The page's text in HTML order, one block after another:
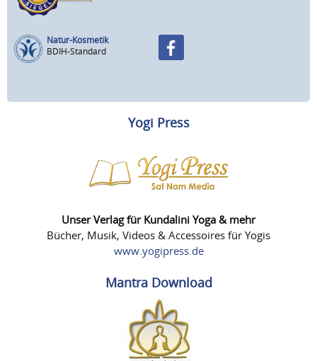
Natur-Kosmetik
BDIH-Standard
Yogi Press
Unser Verlag für Kundalini Yoga & mehr
Bücher, Musik, Videos & Accessoires für Yogis
www.yogipress.de
Mantra Download